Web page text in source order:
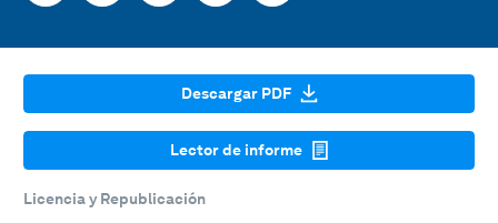
Descargar PDF
Lector de informe
Licencia y Republicación